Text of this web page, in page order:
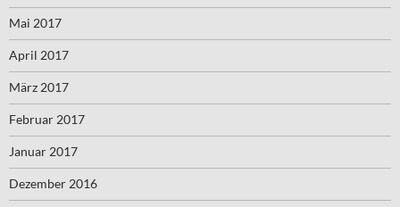
Mai 2017
April 2017
März 2017
Februar 2017
Januar 2017
Dezember 2016